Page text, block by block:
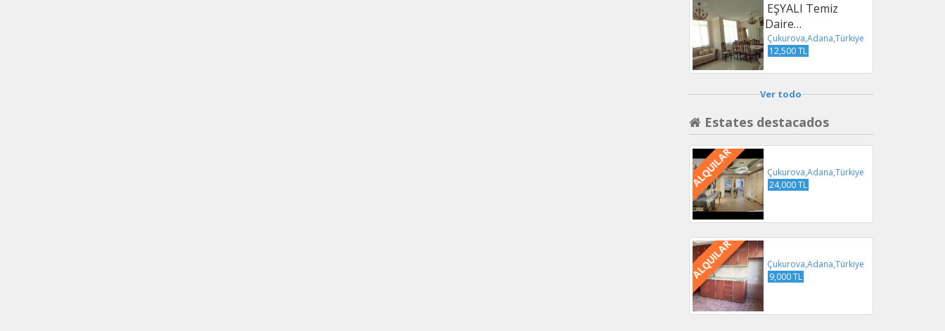
EŞYALI Temiz
Daire…
Çukurova,Adana,Türkiye
12,500 TL
Ver todo
Estates destacados
ALQUILAR
Çukurova,Adana,Türkiye
24,000 TL
ALQUILAR
Çukurova,Adana,Türkiye
9,000 TL